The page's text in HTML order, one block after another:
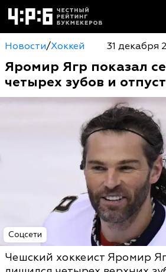
Новости/Хоккей 31 декабря
Яромир Ягр показал
четырех зубов и
Соцсети
Чешский хоккеист Яромир